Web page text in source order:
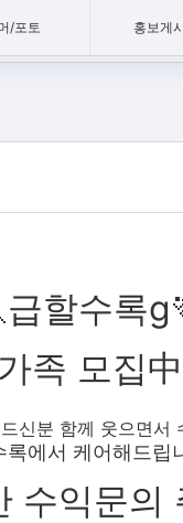
/포토 홍보게
급할수록
족 모집中
신분 함께 웃으면서
록에서 케어해드립
수익문의